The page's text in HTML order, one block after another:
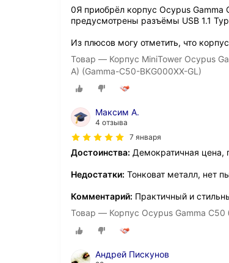
0Я приобрёл корпус Ocypus Gamma
предусмотрены разъёмы USB 1.1
Из плюсов могу отметить, что
Товар — Корпус MiniTower Ocypus
A) (Gamma-C50-BKG000XX-GL)
Максим А.
4 отзыва
7 января
Достоинства: Демократичная цена,
Недостатки: Тонковат металл, нет
Комментарий: Практичный и
Товар — Корпус Ocypus Gamma C50
Андрей Пискунов